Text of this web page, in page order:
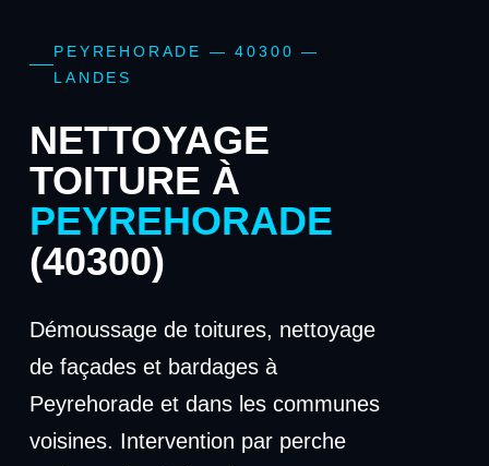
PEYREHORADE — 40300 —
LANDES
NETTOYAGE
TOITURE À
PEYREHORADE
(40300)
Démoussage de toitures, nettoyage
de façades et bardages à
Peyrehorade et dans les communes
voisines. Intervention par perche